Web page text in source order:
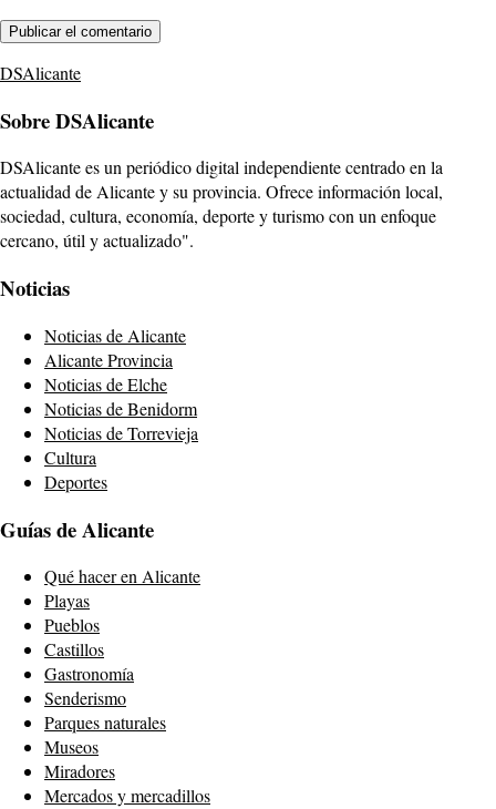
DSAlicante
Sobre DSAlicante
DSAlicante es un periódico digital independiente centrado en la
actualidad de Alicante y su provincia. Ofrece información local,
sociedad, cultura, economía, deporte y turismo con un enfoque
cercano, útil y actualizado".
Noticias
Noticias de Alicante
Alicante Provincia
Noticias de Elche
Noticias de Benidorm
Noticias de Torrevieja
Cultura
Deportes
Guías de Alicante
Qué hacer en Alicante
Playas
Pueblos
Castillos
Gastronomía
Senderismo
Parques naturales
Museos
Miradores
Mercados y mercadillos